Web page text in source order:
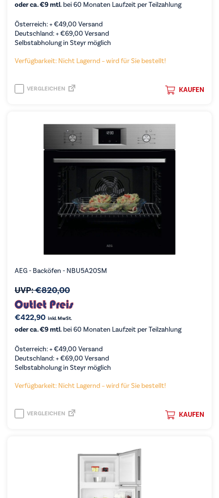
oder ca. €9 mtl. bei 60 Monaten Laufzeit per Teilzahlung
Österreich: +€49,00 Versand
Deutschland: +€69,00 Versand
Selbstabholung in Steyr möglich
Verfügbarkeit: Nicht Lagernd – wird für Sie bestellt!
KAUFEN
VERGLEICHEN
AEG - Backöfen - NBU5A20SM
UVP:€820,00
€422,90 inkl. MwSt.
oder ca. €9 mtl. bei 60 Monaten Laufzeit per Teilzahlung
Österreich: +€49,00 Versand
Deutschland: +€69,00 Versand
Selbstabholung in Steyr möglich
Verfügbarkeit: Nicht Lagernd – wird für Sie bestellt!
KAUFEN
VERGLEICHEN